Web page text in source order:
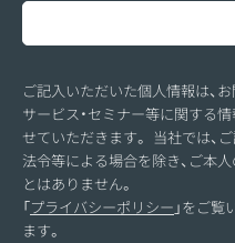
ご記入いただいた個人情報は、
サービス・セミナー等に関する
せていただきます。 当社では、
法令等による場合を除き、ご本
とはありません。
「プライバシーポリシー 」をご覧
ます。